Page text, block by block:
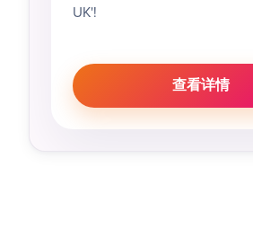
UK'!
查看详情